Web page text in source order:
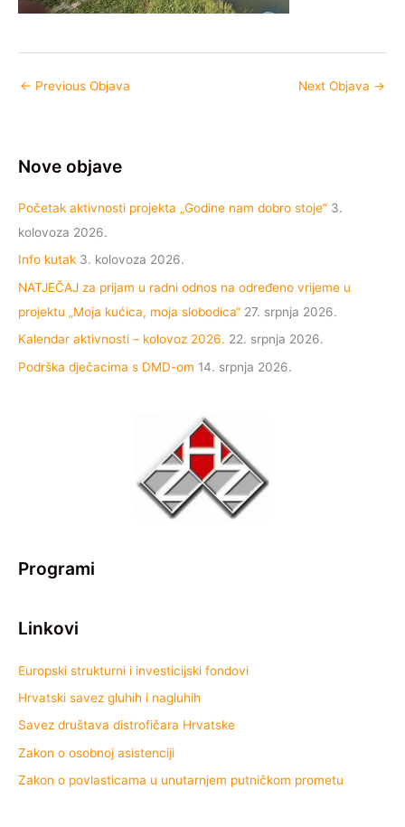
← Previous Objava Next Objava →
Nove objave
Početak aktivnosti projekta „Godine nam dobro stoje“ 3.
kolovoza 2026.
Info kutak 3. kolovoza 2026.
NATJEČAJ za prijam u radni odnos na određeno vrijeme u
projektu „Moja kućica, moja slobodica“ 27. srpnja 2026.
Kalendar aktivnosti – kolovoz 2026. 22. srpnja 2026.
Podrška dječacima s DMD-om 14. srpnja 2026.
Programi
Linkovi
Europski strukturni i investicijski fondovi
Hrvatski savez gluhih i nagluhih
Savez društava distrofičara Hrvatske
Zakon o osobnoj asistenciji
Zakon o povlasticama u unutarnjem putničkom prometu